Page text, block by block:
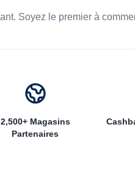
Soyez le premier à
2,500+ Magasins
Partenaires